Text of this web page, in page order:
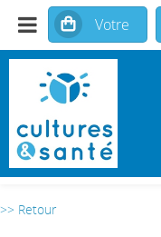
>> Retour